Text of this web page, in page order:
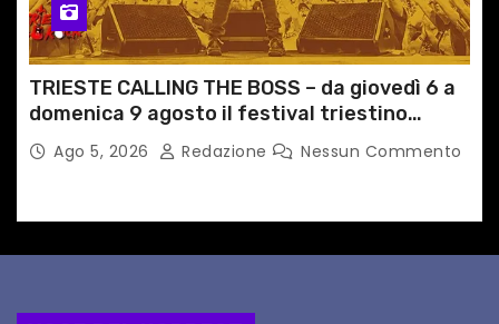
TRIESTE CALLING THE BOSS – da giovedì 6 a
domenica 9 agosto il festival triestino
dedicato a Springsteen
Ago 5, 2026 Redazione Nessun Commento